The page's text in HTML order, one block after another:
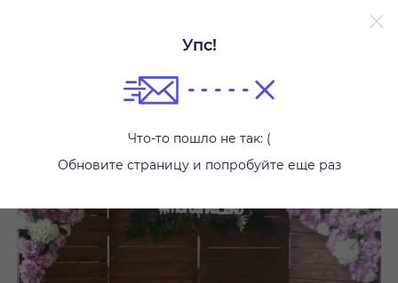
Упс!
Что-то пошло не так: (
Обновите страницу и попробуйте еще раз